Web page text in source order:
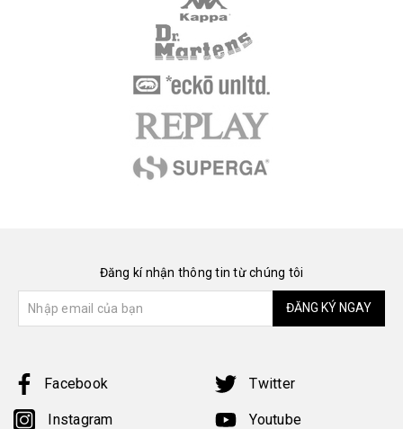
Đăng kí nhận thông tin từ chúng tôi
ĐĂNG KÝ NGAY
Facebook Twitter
Instagram Youtube